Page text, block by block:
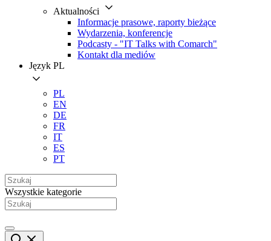
Aktualności
Informacje prasowe, raporty bieżące
Wydarzenia, konferencje
Podcasty - "IT Talks with Comarch"
Kontakt dla mediów
Język PL
PL
EN
DE
FR
IT
ES
PT
Wszystkie kategorie